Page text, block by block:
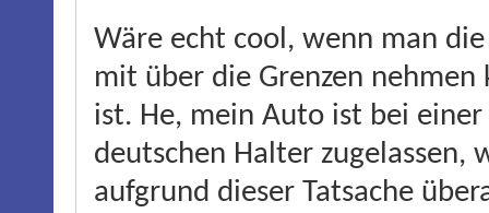
Wäre echt cool, wenn man
mit über die Grenzen
ist. He, mein Auto ist bei
deutschen Halter zugelassen,
aufgrund dieser Tatsache